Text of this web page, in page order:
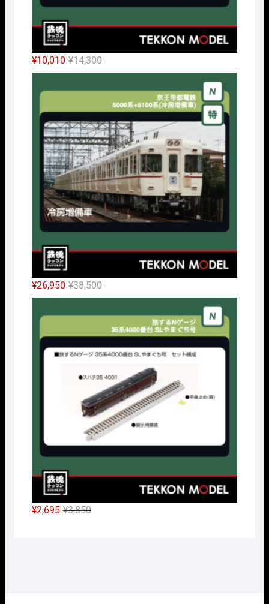
¥14,300元
の
価
¥14,300
で
し
た。
¥10,010
現
在
の
は
¥10,010
で
す。
¥38,500元
の
価
¥38,500
し
た。
¥26,950
現
在
の
は
で
す。
¥3,850元
¥2,695
現